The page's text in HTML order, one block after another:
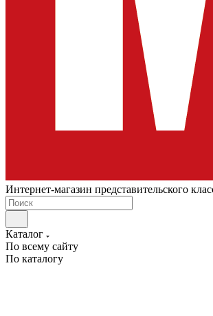
Интернет-магазин представительского
Каталог
По всему сайту
По каталогу